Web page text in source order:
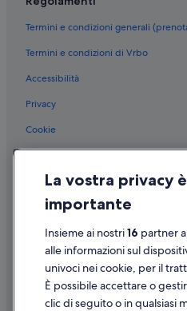
Termini e condizioni generali
Termini e condizioni di Vrbo
Accessibilità
Privacy
Cookie
Informazioni legali/Contatti
Linee guida sui contenuti e
Supporto
Assistenza clienti
Contattaci
La vostra privacy
importante
Insieme ai nostri16 partner
alle informazioni sul
univoci nei cookie, per il
È possibile accettare o
clic di seguito o in qualsiasi